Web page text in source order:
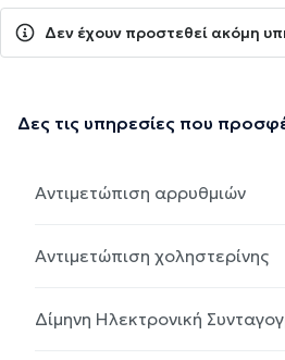
Δεν έχουν προστεθεί ακόμη
Δες τις υπηρεσίες που
Αντιμετώπιση αρρυθμιών
Αντιμετώπιση χοληστερίνης
Δίμηνη Ηλεκτρονική